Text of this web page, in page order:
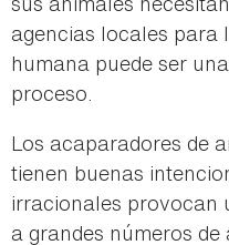
agencias locales para
humana puede ser
proceso.
Los acaparadores de
tienen buenas
irracionales provocan
a grandes números